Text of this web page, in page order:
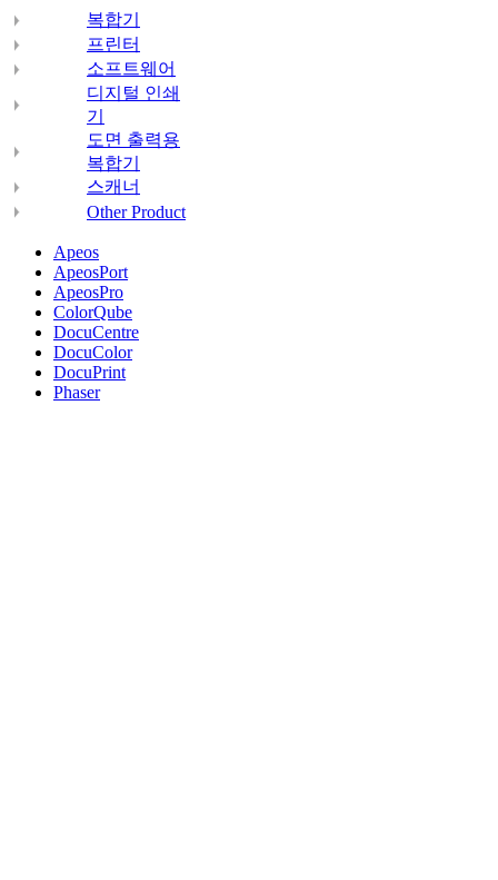
복합기
프린터
소프트웨어
디지털 인쇄
기
도면 출력용
복합기
스캐너
Other Product
Apeos
ApeosPort
ApeosPro
ColorQube
DocuCentre
DocuColor
DocuPrint
Phaser